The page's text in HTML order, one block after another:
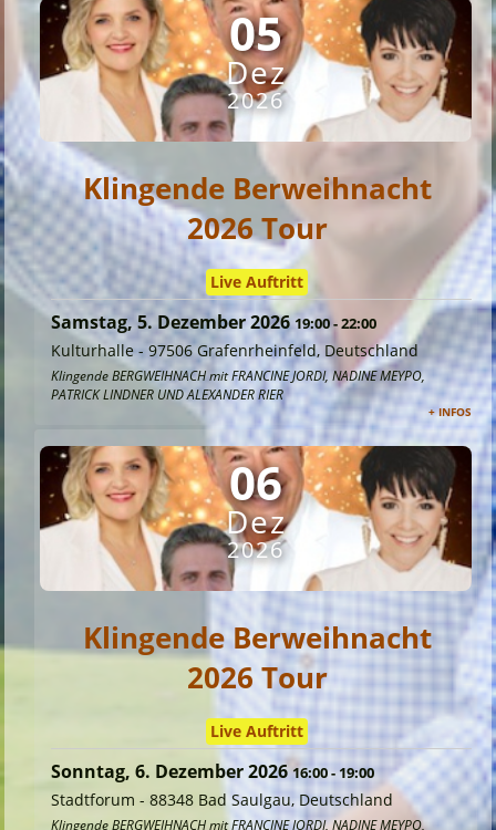
05
Dez
2026
Klingende Berweihnacht
2026 Tour
Live Auftritt
Samstag, 5. Dezember 2026 19:00-22:00
Kulturhalle-97506 Grafenrheinfeld, Deutschland
Klingende BERGWEIHNACH mit FRANCINE JORDI, NADINE MEYPO,
PATRICK LINDNER UND ALEXANDER RIER
+ INFOS
06
Dez
2026
Klingende Berweihnacht
2026 Tour
Live Auftritt
Sonntag, 6. Dezember 2026 16:00- 19:00
Stadtforum-88348 Bad Saulgau, Deutschland
Klingende BERGWEIHNACH mit FRANCINE JORDI, NADINE MEYPO,